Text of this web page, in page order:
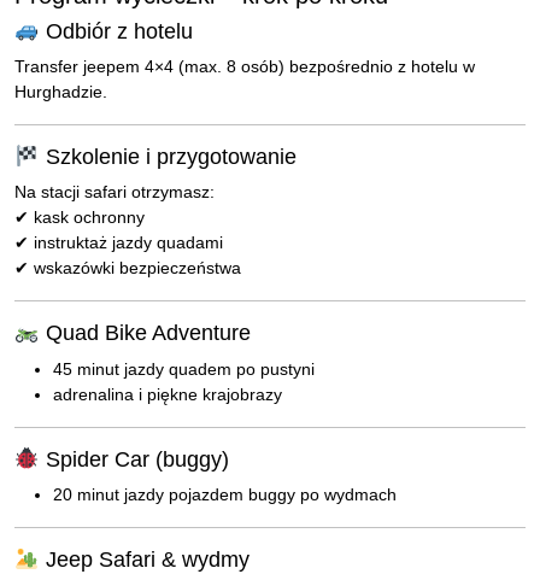
Odbiór z hotelu
Transfer jeepem 4×4 (max. 8 osób) bezpośrednio z hotelu w
Hurghadzie.
Szkolenie i przygotowanie
Na stacji safari otrzymasz:
✔ kask ochronny
✔ instruktaż jazdy quadami
✔ wskazówki bezpieczeństwa
Quad Bike Adventure
45 minut jazdy quadem po pustyni
adrenalina i piękne krajobrazy
Spider Car (buggy)
20 minut jazdy pojazdem buggy po wydmach
Jeep Safari & wydmy